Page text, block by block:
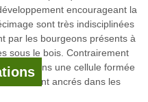
encourageant la
sont très indisciplinées
par les bourgeons présents à
sous le bois. Contrairement
dans une cellule formée
frais sont ancrés dans les